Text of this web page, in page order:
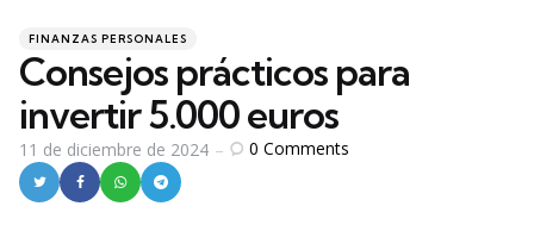
Categories
Posted
FINANZAS PERSONALES
Consejos prácticos para
invertir 5.000 euros
11 de diciembre de 2024 0 Comments